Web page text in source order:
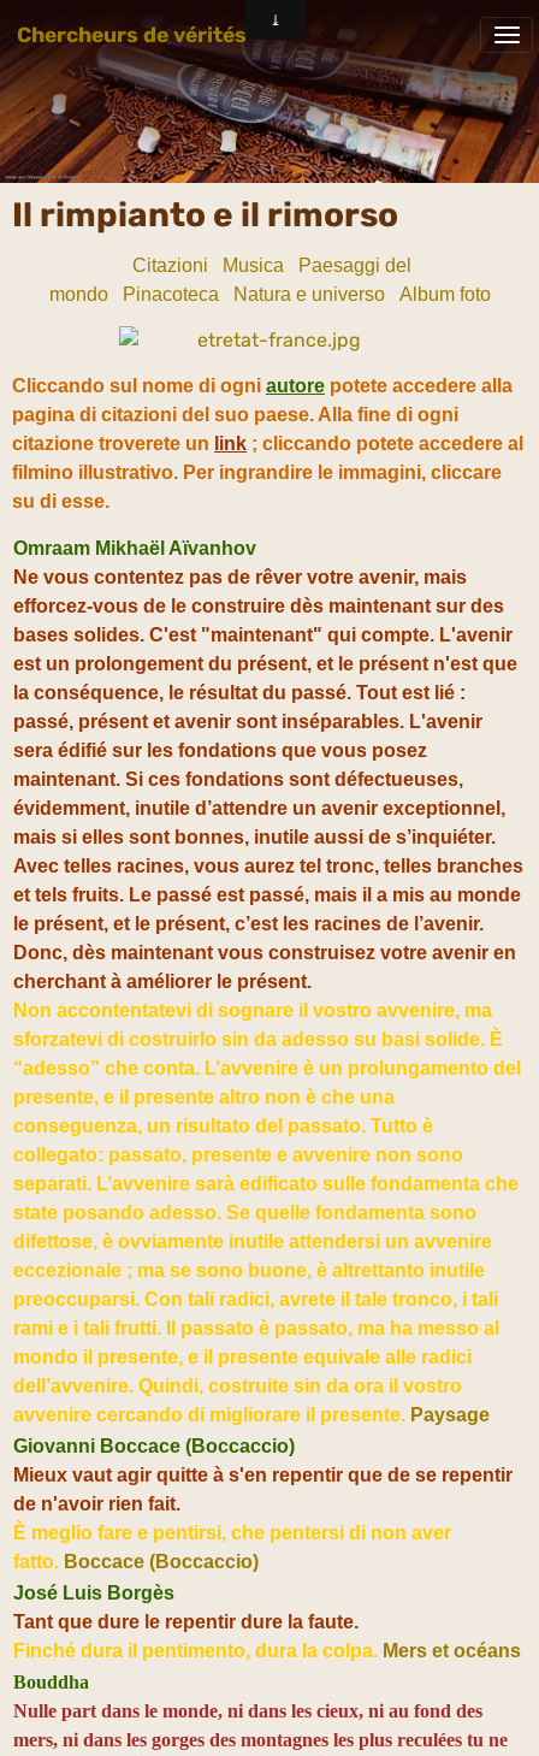
Chercheurs de vérités
Il rimpianto e il rimorso
Citazioni Musica
Paesaggi del
mondo
Pinacoteca Natura e universo Album foto
Cliccando sul nome di ogni autore potete accedere alla
pagina di citazioni del suo paese. Alla fine di ogni
citazione troverete un link ; cliccando potete accedere al
filmino illustrativo. Per ingrandire le immagini, cliccare
su di esse.
Omraam Mikhaël Aïvanhov
Ne vous contentez pas de rêver votre avenir, mais
efforcez-vous de le construire dès maintenant sur des
bases solides. C'est "maintenant" qui compte. L'avenir
est un prolongement du présent, et le présent n'est que
la conséquence, le résultat du passé. Tout est lié :
passé, présent et avenir sont inséparables. L'avenir
sera édifié sur les fondations que vous posez
maintenant. Si ces fondations sont défectueuses,
évidemment, inutile d’attendre un avenir exceptionnel,
mais si elles sont bonnes, inutile aussi de s’inquiéter.
Avec telles racines, vous aurez tel tronc, telles branches
et tels fruits. Le passé est passé, mais il a mis au monde
le présent, et le présent, c’est les racines de l’avenir.
Donc, dès maintenant vous construisez votre avenir en
cherchant à améliorer le présent.
Non accontentatevi di sognare il vostro avvenire, ma
sforzatevi di costruirlo sin da adesso su basi solide. È
“adesso” che conta. L’avvenire è un prolungamento del
presente, e il presente altro non è che una
conseguenza, un risultato del passato. Tutto è
collegato: passato, presente e avvenire non sono
separati. L’avvenire sarà edificato sulle fondamenta che
state posando adesso. Se quelle fondamenta sono
difettose, è ovviamente inutile attendersi un avvenire
eccezionale ; ma se sono buone, è altrettanto inutile
preoccuparsi. Con tali radici, avrete il tale tronco, i tali
rami e i tali frutti. Il passato è passato, ma ha messo al
mondo il presente, e il presente equivale alle radici
dell’avvenire. Quindi, costruite sin da ora il vostro
avvenire cercando di migliorare il presente. Paysage
Giovanni Boccace (Boccaccio)
Mieux vaut agir quitte à s'en repentir que de se repentir
de n'avoir rien fait.
È meglio fare e pentirsi, che pentersi di non aver
fatto. Boccace (Boccaccio)
José Luis Borgès
Tant que dure le repentir dure la faute.
Finché dura il pentimento, dura la colpa. Mers et océans
Bouddha
Nulle part dans le monde, ni dans les cieux, ni au fond des
mers, ni dans les gorges des montagnes les plus reculées tu ne